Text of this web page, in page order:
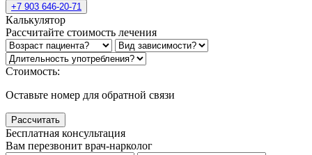
+7 903 646-20-71
Калькулятор
Рассчитайте стоимость лечения
Стоимость:
Оставьте номер для обратной связи
Рассчитать
Бесплатная консультация
Вам перезвонит врач-нарколог